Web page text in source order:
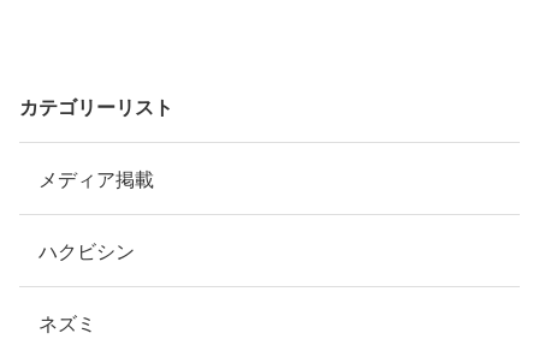
カテゴリーリスト
メディア掲載
ハクビシン
ネズミ